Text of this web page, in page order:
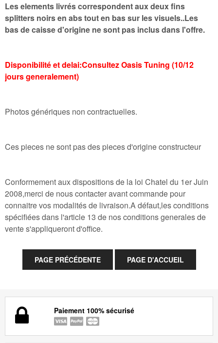
Les elements livrés correspondent aux deux fins
splitters noirs en abs tout en bas sur les visuels..Les
bas de caisse d'origine ne sont pas inclus dans l'offre.
Disponibilité et delai:Consultez Oasis Tuning (10/12
jours generalement)
Photos génériques non contractuelles.
Ces pieces ne sont pas des pieces d'origine constructeur
Conformement aux dispositions de la loi Chatel du 1er Juin
2008,merci de nous contacter avant commande pour
connaitre vos modalités de livraison.A défaut,les conditions
spécifiées dans l'article 13 de nos conditions generales de
vente s'appliqueront d'office.
Paiement 100% sécurisé